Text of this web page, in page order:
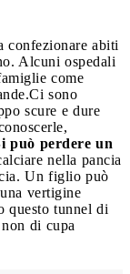
confezionare abiti
Alcuni ospedali
come
Ci sono
scure e dure
può perdere un
nella pancia
Un figlio può
vertigine
questo tunnel di
di cupa